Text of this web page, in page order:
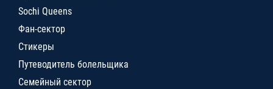
Sochi Queens
Фан-сектор
Стикеры
Путеводитель болельщика
Семейный сектор